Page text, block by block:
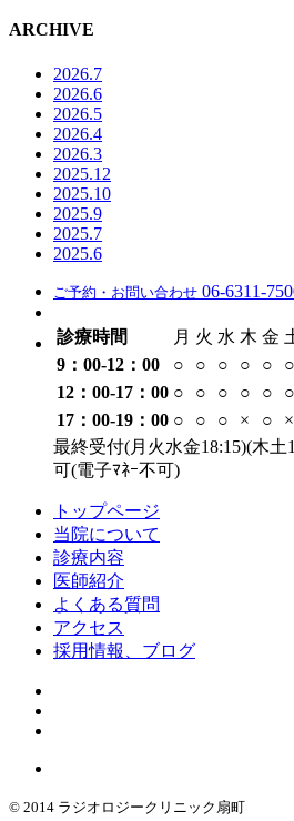
ARCHIVE
2026.7
2026.6
2026.5
2026.4
2026.3
2025.12
2025.10
2025.9
2025.7
2025.6
ご予約・お問い合わせ 06-6311-
診療時間 月 火 水 木 金
9：00-12：00
○ ○ ○ ○ ○ ○
12：00-17：00 ○ ○ ○ ○ ○ ○
17：00-19：00 ○ ○ ○ × ○ ×
最終受付(月火水金18:15)(木土
可(電子ﾏﾈｰ不可)
トップページ
当院について
診療内容
医師紹介
よくある質問
アクセス
採用情報、ブログ
© 2014 ラジオロジークリニック扇町